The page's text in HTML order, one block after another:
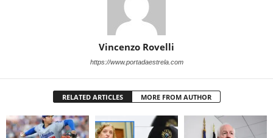
Vincenzo Rovelli
https://www.portadaestrela.com
RELATED ARTICLES MORE FROM AUTHOR